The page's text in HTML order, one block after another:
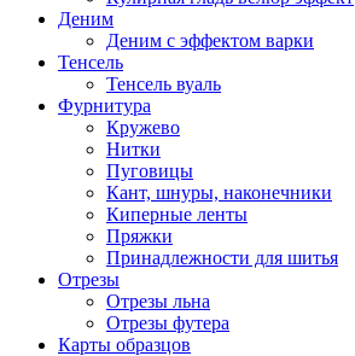
Деним
Деним с эффектом варки
Тенсель
Тенсель вуаль
Фурнитура
Кружево
Нитки
Пуговицы
Кант, шнуры, наконечники
Киперные ленты
Пряжки
Принадлежности для шитья
Отрезы
Отрезы льна
Отрезы футера
Карты образцов